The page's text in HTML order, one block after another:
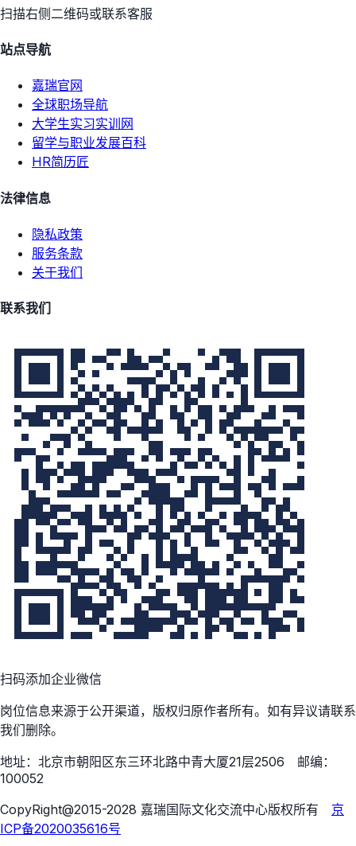
扫描右侧二维码或联系客服
站点导航
嘉瑞官网
全球职场导航
大学生实习实训网
留学与职业发展百科
HR简历匠
法律信息
隐私政策
服务条款
关于我们
联系我们
扫码添加企业微信
岗位信息来源于公开渠道，版权归原作者所有。如有异议请联系
我们删除。
地址：北京市朝阳区东三环北路中青大厦21层2506 邮编：
100052
CopyRight@2015-2028 嘉瑞国际文化交流中心版权所有 京
ICP备2020035616号